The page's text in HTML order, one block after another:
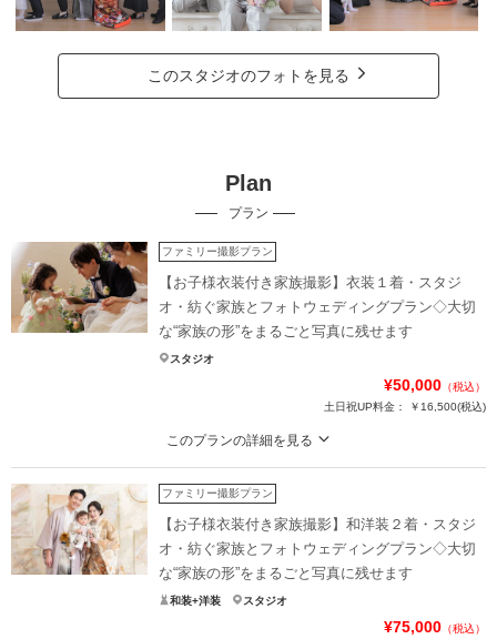
このスタジオのフォトを見る
Plan
プラン
ファミリー撮影プラン
【お子様衣装付き家族撮影】衣装１着・スタジ
オ・紡ぐ家族とフォトウェディングプラン◇大切
な“家族の形”をまるごと写真に残せます
スタジオ
¥50,000 （税込）
土日祝UP料金：
￥16,500(税込)
このプランの詳細を見る
お子様衣装付き＆肌着など撮影に必要なものが全部パックに！データ35カット
は３日以内に納品。オプションで親御様の衣装レンタルも可能
夫婦ふたりだけの記念も、ご家族と一緒の笑顔も。大切な“家族の形”をまるごと
写真に残せる特別なプランです。
お子様衣装付きでお子様と一緒に記念の写真を撮影いただけます。
親御様お支度セットオプションも特別価格でご案内中。詳しくは店舗スタッフ
ファミリー撮影プラン
【お子様衣装付き家族撮影】和洋装２着・スタジ
オ・紡ぐ家族とフォトウェディングプラン◇大切
な“家族の形”をまるごと写真に残せます
和装+洋装 スタジオ
¥75,000 （税込）